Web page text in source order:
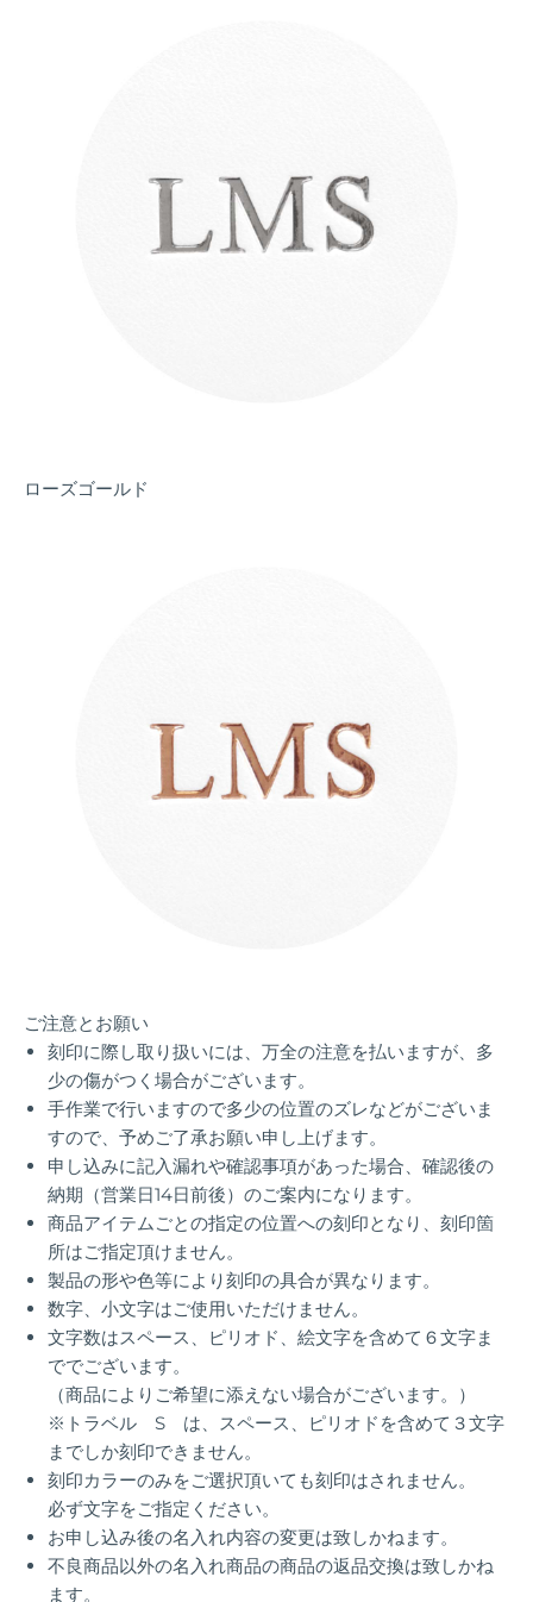
ローズゴールド
ご注意とお願い
刻印に際し取り扱いには、万全の注意を払いますが、多
少の傷がつく場合がございます。
手作業で行いますので多少の位置のズレなどがございま
すので、予めご了承お願い申し上げます。
申し込みに記入漏れや確認事項があった場合、確認後の
納期（営業日14日前後） のご案内になります。
商品アイテムごとの指定の位置への刻印となり、刻印箇
所はご指定頂けません。
製品の形や色等により刻印の具合が異なります。
数字、小文字はご使用いただけません。
文字数はスペース、ピリオド、絵文字を含めて６文字ま
ででございます。
（商品によりご希望に添えない場合がございます。）
※トラベル S は、スペース、ピリオドを含めて３文字
までしか刻印できません。
刻印カラーのみをご選択頂いても刻印はされません。
必ず文字をご指定ください。
お申し込み後の名入れ内容の変更は致しかねます。
不良商品以外の名入れ商品の商品の返品交換は致しかね
ます。